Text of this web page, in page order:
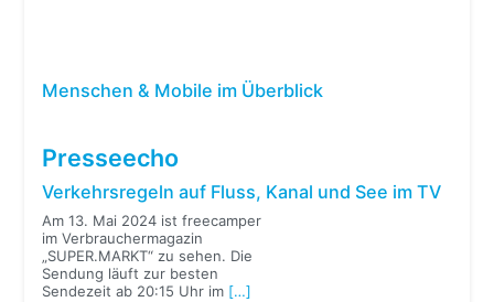
Menschen & Mobile im Überblick
Presseecho
Verkehrsregeln auf Fluss, Kanal und See im TV
Am 13. Mai 2024 ist freecamper
im Verbrauchermagazin
„SUPER.MARKT“ zu sehen. Die
Sendung läuft zur besten
Sendezeit ab 20:15 Uhr im […]